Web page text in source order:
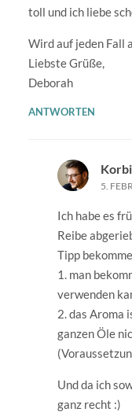
toll und ich liebe
Wird auf jeden Fall
Liebste Grüße,
Deborah
ANTWORTEN
5.
Ich habe es
Reibe
Tipp
1. man
verwenden
2. das Aroma
ganzen Öle
Und da ich
ganz recht :)